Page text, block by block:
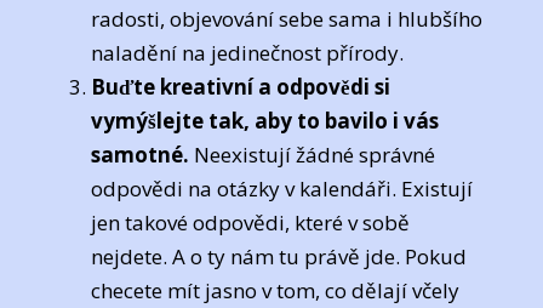
radosti, objevování sebe sama i hlubšího
naladění na jedinečnost přírody.
Buďte kreativní a odpovědi si
vymýšlejte tak, aby to bavilo i vás
samotné. Neexistují žádné správné
odpovědi na otázky v kalendáři. Existují
jen takové odpovědi, které v sobě
nejdete. A o ty nám tu právě jde. Pokud
checete mít jasno v tom, co dělají včely